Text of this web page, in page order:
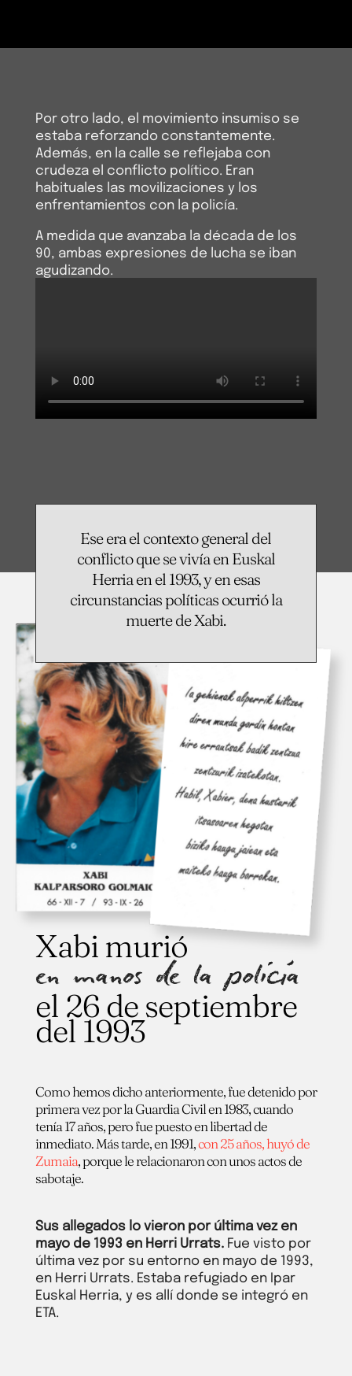
Por otro lado, el movimiento insumiso se
estaba reforzando constantemente.
Además, en la calle se reflejaba con
crudeza el conflicto político. Eran
habituales las movilizaciones y los
enfrentamientos con la policía.
A medida que avanzaba la década de los
90, ambas expresiones de lucha se iban
agudizando.
Ese era el contexto general del
conflicto que se vivía en Euskal
Herria en el 1993, y en esas
circunstancias políticas ocurrió la
muerte de Xabi.
Xabi murió
en manos de la policía
el 26 de septiembre
del 1993
Como hemos dicho anteriormente, fue detenido por
primera vez por la Guardia Civil en 1983, cuando
tenía 17 años, pero fue puesto en libertad de
inmediato. Más tarde, en 1991,con 25 años, huyó de
Zumaia, porque le relacionaron con unos actos de
sabotaje.
Sus allegados lo vieron por última vez en
mayo de 1993 en Herri Urrats.Fue visto por
última vez por su entorno en mayo de 1993,
en Herri Urrats. Estaba refugiado en Ipar
Euskal Herria, y es allí donde se integró en
ETA.